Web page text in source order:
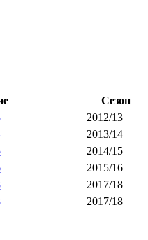
Сезон
2012/13
2013/14
2014/15
2015/16
2017/18
2017/18